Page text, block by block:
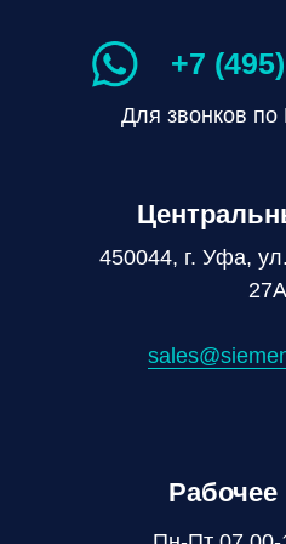
Для звонков
+7
450044, г. Уфа,
27А